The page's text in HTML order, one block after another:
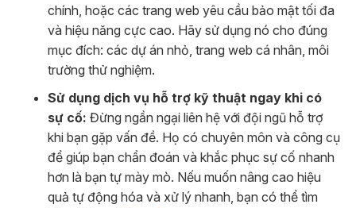
chính, hoặc các trang web yêu cầu bảo mật tối đa
và hiệu năng cực cao. Hãy sử dụng nó cho đúng
mục đích: các dự án nhỏ, trang web cá nhân, môi
trường thử nghiệm.
Sử dụng dịch vụ hỗ trợ kỹ thuật ngay khi có
sự cố: Đừng ngần ngại liên hệ với đội ngũ hỗ trợ
khi bạn gặp vấn đề. Họ có chuyên môn và công cụ
để giúp bạn chẩn đoán và khắc phục sự cố nhanh
hơn là bạn tự mày mò. Nếu muốn nâng cao hiệu
quả tự động hóa và xử lý nhanh, bạn có thể tìm